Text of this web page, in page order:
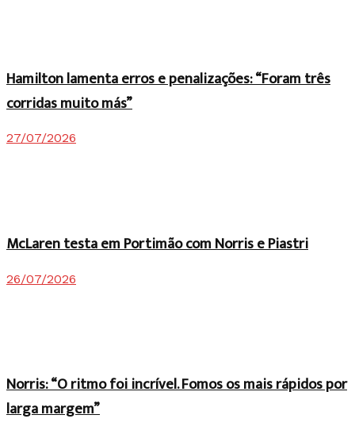
Hamilton lamenta erros e penalizações: “Foram três
corridas muito más”
27/07/2026
McLaren testa em Portimão com Norris e Piastri
26/07/2026
Norris: “O ritmo foi incrível. Fomos os mais rápidos por
larga margem”